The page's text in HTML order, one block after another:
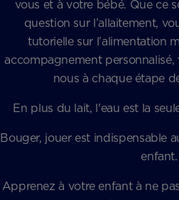
vous et à votre bébé. Que ce
question sur l’allaitement,
tutorielle sur l’alimentation
accompagnement
nous à chaque étape
En plus du lait, l'eau est la
Bouger, jouer est indispensable
enfant.
Apprenez à votre enfant à ne